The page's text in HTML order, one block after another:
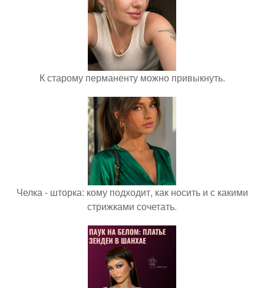
К старому перманенту можно привыкнуть.
Челка - шторка: кому подходит, как носить и с какими
стрижками сочетать.